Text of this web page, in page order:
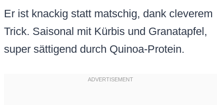
Er ist knackig statt matschig, dank cleverem
Trick. Saisonal mit Kürbis und Granatapfel,
super sättigend durch Quinoa-Protein.